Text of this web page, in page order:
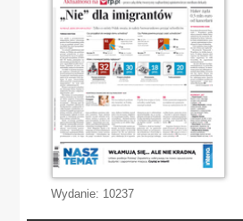
Wydanie: 10237